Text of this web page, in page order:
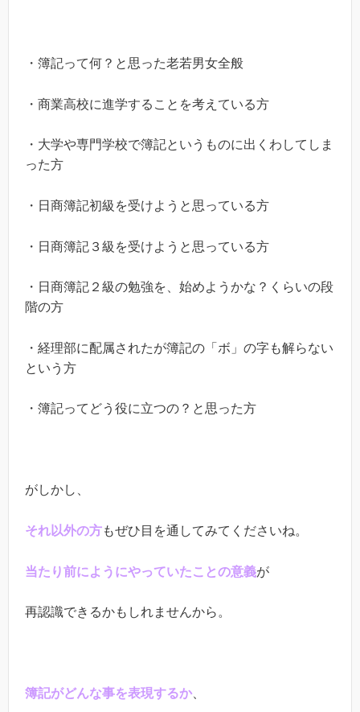
・簿記って何？と思った老若男女全般
・商業高校に進学することを考えている方
・大学や専門学校で簿記というものに出くわしてしま
った方
・日商簿記初級を受けようと思っている方
・日商簿記３級を受けようと思っている方
・日商簿記２級の勉強を、始めようかな？くらいの段
階の方
・経理部に配属されたが簿記の「ボ」の字も解らない
という方
・簿記ってどう役に立つの？と思った方
がしかし、
それ以外の方もぜひ目を通してみてくださいね。
当たり前にようにやっていたことの意義が
再認識できるかもしれませんから。
簿記がどんな事を表現するか、